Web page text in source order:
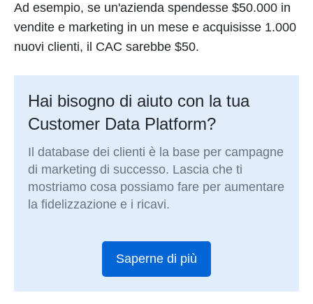
Ad esempio, se un'azienda spendesse $50.000 in
vendite e marketing in un mese e acquisisse 1.000
nuovi clienti, il CAC sarebbe $50.
Hai bisogno di aiuto con la tua
Customer Data Platform?
Il database dei clienti è la base per campagne
di marketing di successo. Lascia che ti
mostriamo cosa possiamo fare per aumentare
la fidelizzazione e i ricavi.
Saperne di più